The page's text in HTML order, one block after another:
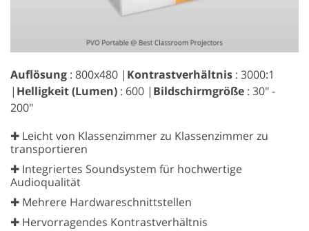
Auflösung : 800x480 | Kontrastverhältnis : 3000:1
| Helligkeit (Lumen) : 600 | Bildschirmgröße : 30" -
200"
✚ Leicht von Klassenzimmer zu Klassenzimmer zu
transportieren
✚ Integriertes Soundsystem für hochwertige
Audioqualität
✚ Mehrere Hardwareschnittstellen
✚ Hervorragendes Kontrastverhältnis